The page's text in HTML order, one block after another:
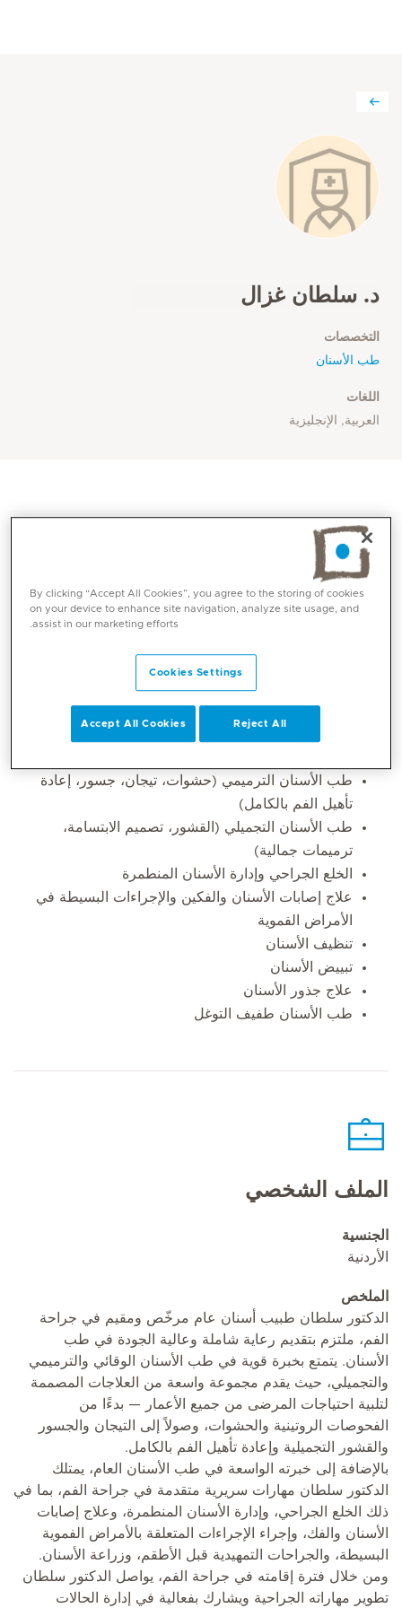
د. سلطان غزال
التخصصات
طب الأسنان
اللغات
العربية, الإنجليزية
المهارات الأساسية
طب الأسنان الترميمي (حشوات، تيجان، جسور، إعادة
تأهيل الفم بالكامل)
طب الأسنان التجميلي (القشور، تصميم الابتسامة،
ترميمات جمالية)
الخلع الجراحي وإدارة الأسنان المنطمرة
علاج إصابات الأسنان والفكين والإجراءات البسيطة في
الأمراض الفموية
تنظيف الأسنان
تبييض الأسنان
علاج جذور الأسنان
طب الأسنان طفيف التوغل
الملف الشخصي
الجنسية
الأردنية
الملخص
الدكتور سلطان طبيب أسنان عام مرخّص ومقيم في جراحة
الفم، ملتزم بتقديم رعاية شاملة وعالية الجودة في طب
الأسنان. يتمتع بخبرة قوية في طب الأسنان الوقائي والترميمي
والتجميلي، حيث يقدم مجموعة واسعة من العلاجات المصممة
لتلبية احتياجات المرضى من جميع الأعمار — بدءًا من
الفحوصات الروتينية والحشوات، وصولاً إلى التيجان والجسور
والقشور التجميلية وإعادة تأهيل الفم بالكامل.
بالإضافة إلى خبرته الواسعة في طب الأسنان العام، يمتلك
الدكتور سلطان مهارات سريرية متقدمة في جراحة الفم، بما في
ذلك الخلع الجراحي، وإدارة الأسنان المنطمرة، وعلاج إصابات
الأسنان والفك، وإجراء الإجراءات المتعلقة بالأمراض الفموية
البسيطة، والجراحات التمهيدية قبل الأطقم، وزراعة الأسنان.
ومن خلال فترة إقامته في جراحة الفم، يواصل الدكتور سلطان
تطوير مهاراته الجراحية ويشارك بفعالية في إدارة الحالات
By clicking “Accept All Cookies”, you agree to the storing of cookies
on your device to enhance site navigation, analyze site usage, and
assist in our marketing efforts.
Cookies Settings
Reject All
Accept All Cookies